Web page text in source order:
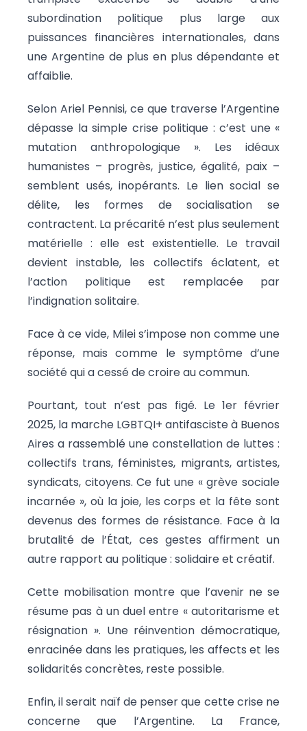
subordination politique plus large aux
puissances financières internationales, dans
une Argentine de plus en plus dépendante et
affaiblie.
Selon Ariel Pennisi, ce que traverse l’Argentine
dépasse la simple crise politique : c’est une «
mutation anthropologique ». Les idéaux
humanistes – progrès, justice, égalité, paix –
semblent usés, inopérants. Le lien social se
délite, les formes de socialisation se
contractent. La précarité n’est plus seulement
matérielle : elle est existentielle. Le travail
devient instable, les collectifs éclatent, et
l’action politique est remplacée par
l’indignation solitaire.
Face à ce vide, Milei s’impose non comme une
réponse, mais comme le symptôme d’une
société qui a cessé de croire au commun.
Pourtant, tout n’est pas figé. Le 1er février
2025, la marche LGBTQI+ antifasciste à Buenos
Aires a rassemblé une constellation de luttes :
collectifs trans, féministes, migrants, artistes,
syndicats, citoyens. Ce fut une « grève sociale
incarnée », où la joie, les corps et la fête sont
devenus des formes de résistance. Face à la
brutalité de l’État, ces gestes affirment un
autre rapport au politique : solidaire et créatif.
Cette mobilisation montre que l’avenir ne se
résume pas à un duel entre « autoritarisme et
résignation ». Une réinvention démocratique,
enracinée dans les pratiques, les affects et les
solidarités concrètes, reste possible.
Enfin, il serait naïf de penser que cette crise ne
concerne que l’Argentine. La France,